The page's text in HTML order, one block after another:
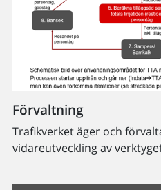
Förvaltning
Trafikverket äger och
vidareutveckling av